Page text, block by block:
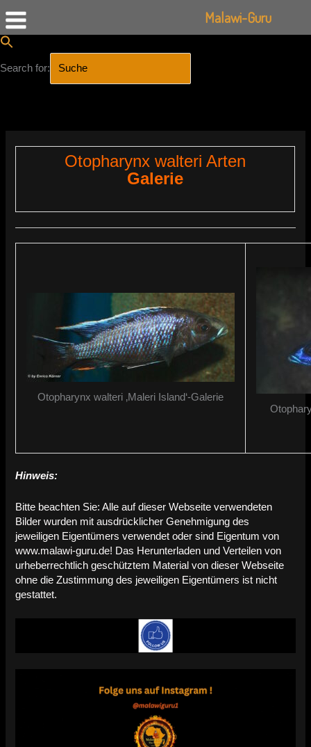
Search for:
Otopharynx walteri Arten
Galerie
Otopharynx walteri ‚Maleri Island‘-Galerie
Hinweis:
Bitte beachten Sie: Alle auf dieser Webseite verwendeten
Bilder wurden mit ausdrücklicher Genehmigung des
jeweiligen Eigentümers verwendet oder sind Eigentum von
www.malawi-guru.de! Das Herunterladen und Verteilen von
urheberrechtlich geschütztem Material von dieser Webseite
ohne die Zustimmung des jeweiligen Eigentümers ist nicht
gestattet.
Malawi-Guru